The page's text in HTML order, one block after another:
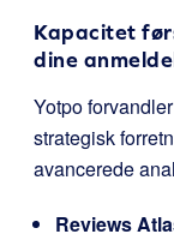
Kapacitet
dine
Yotpo
strategisk
avancerede
Reviews